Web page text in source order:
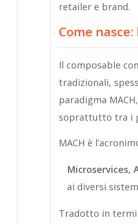
retailer e brand.
Come
Il composable
tradizionali,
paradigma
soprattutto tra i
MACH è
Microservices,
ai diversi
Tradotto in